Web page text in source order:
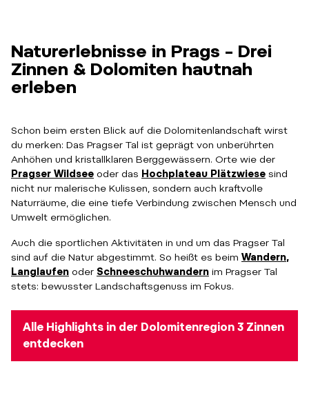
Naturerlebnisse in Prags – Drei
Zinnen & Dolomiten hautnah
erleben
Schon beim ersten Blick auf die Dolomitenlandschaft wirst
du merken: Das Pragser Tal ist geprägt von unberührten
Anhöhen und kristallklaren Berggewässern. Orte wie der
Pragser Wildsee oder das Hochplateau Plätzwiese sind
nicht nur malerische Kulissen, sondern auch kraftvolle
Naturräume, die eine tiefe Verbindung zwischen Mensch und
Umwelt ermöglichen.
Auch die sportlichen Aktivitäten in und um das Pragser Tal
sind auf die Natur abgestimmt. So heißt es beim Wandern,
Langlaufen oder Schneeschuhwandern im Pragser Tal
stets: bewusster Landschaftsgenuss im Fokus.
Alle Highlights in der Dolomitenregion 3 Zinnen
entdecken